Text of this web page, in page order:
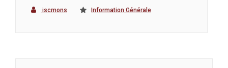
iscmons Information Générale